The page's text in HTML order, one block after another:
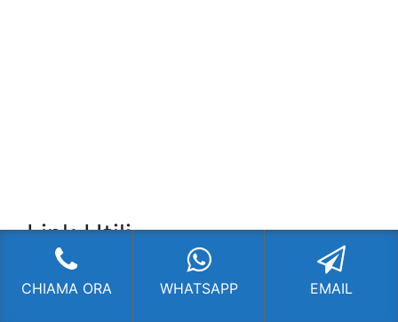
Link Utili
Scopri la storia dell'infisso a Milano
Wikipedia: Una definizione dell'argomento data
CHIAMA ORA WHATSAPP EMAIL